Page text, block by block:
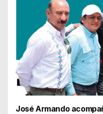
José Armando